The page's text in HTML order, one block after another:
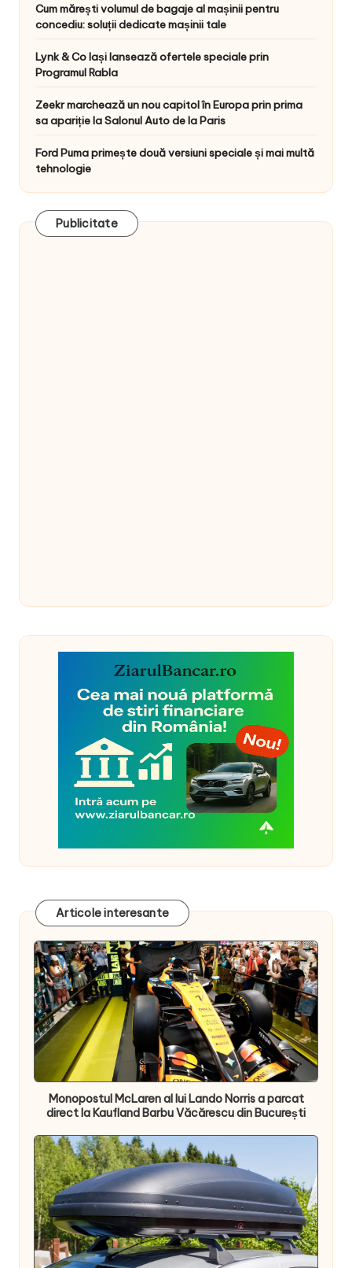
Cum mărești volumul de bagaje al mașinii pentru
concediu: soluții dedicate mașinii tale
Lynk & Co Iași lansează ofertele speciale prin
Programul Rabla
Zeekr marchează un nou capitol în Europa prin prima
sa apariție la Salonul Auto de la Paris
Ford Puma primește două versiuni speciale și mai multă
tehnologie
Publicitate
Articole interesante
Monopostul McLaren al lui Lando Norris a parcat
direct la Kaufland Barbu Văcărescu din București